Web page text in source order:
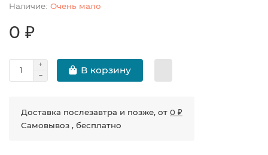
Очень мало
0 ₽
В корзину
Доставка послезавтра и позже, от 0 ₽
Самовывоз , бесплатно